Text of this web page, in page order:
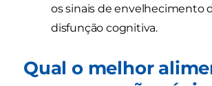
os sinais de envelhecimento
disfunção cognitiva.
Qual o melhor